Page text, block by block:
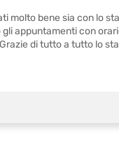
molto bene sia con lo
appuntamenti con
di tutto a tutto lo